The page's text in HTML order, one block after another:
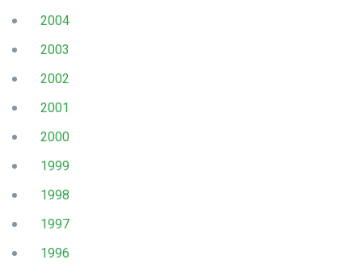
2004
2003
2002
2001
2000
1999
1998
1997
1996